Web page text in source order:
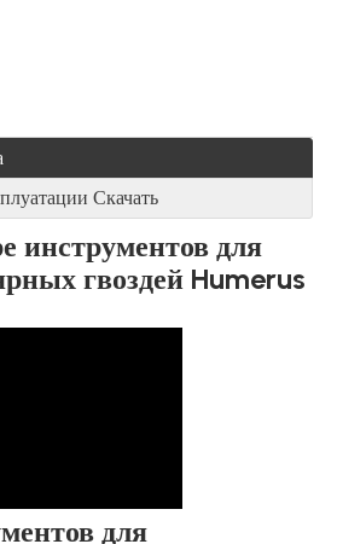
Скачать
инструментов для
гвоздей Humerus
для